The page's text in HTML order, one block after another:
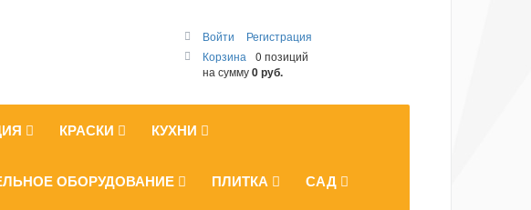
Войти
Регистрация
Корзина
0 позиций
на сумму0 руб.
КРАСКИ КУХНИ
ОБОРУДОВАНИЕ ПЛИТКА САД